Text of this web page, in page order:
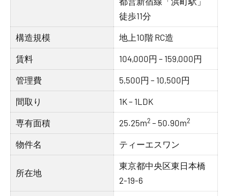
徒歩11分
構造規模 地上10階 RC造
賃料 104,000円 – 159,000円
管理費 5,500円 – 10,500円
間取り 1K – 1LDK
専有面積 25.25m2 – 50.90m2
物件名 ティーエスワン
所在地
東京都中央区東日本橋
2-19-6